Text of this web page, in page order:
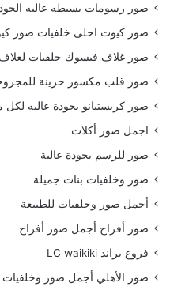
صور رسومات بسيطه عاليه
صور كيوت احلى خلفيات صور
صور غلاف فيسوك خلفيات
صور قلب مكسور حزينة
صور كريستيانو بجودة عاليه لكل
اجمل صور أكلات
صور للرسم بجودة عالية
صور وخلفيات بنات جميلة
أجمل صور وخلفيات للطبيعة
صور أفراح أجمل صور أفراح
فروع براند LC waikiki
صور الأهلي أجمل صور وخلفيات